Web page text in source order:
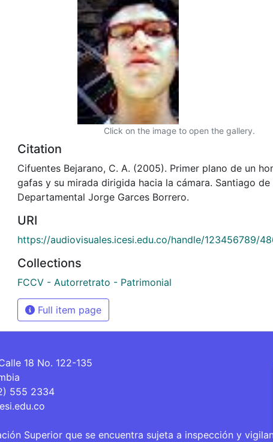
Click on the image to open the gallery.
Citation
Cifuentes Bejarano, C. A. (2005). Primer plano de un
gafas y su mirada dirigida hacia la cámara. Santiago
Departamental Jorge Garces Borrero.
URI
https://audiovisuales.icesi.edu.co/handle/123456789/
Collections
FCCV - Autorretrato - Patrimonial
Full item page
18 No. 122-135
555 2334
Superior que se encuentra sujeta a inspección y